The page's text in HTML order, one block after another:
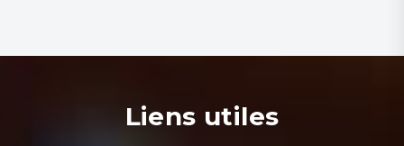
Liens utiles